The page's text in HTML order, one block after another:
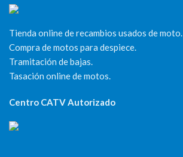
Tienda online de recambios usados de moto.
Compra de motos para despiece.
Tramitación de bajas.
Tasación online de motos.
Centro CATV Autorizado